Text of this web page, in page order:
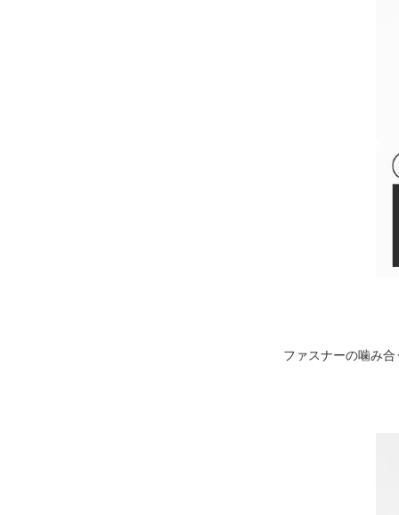
ファスナーの噛み